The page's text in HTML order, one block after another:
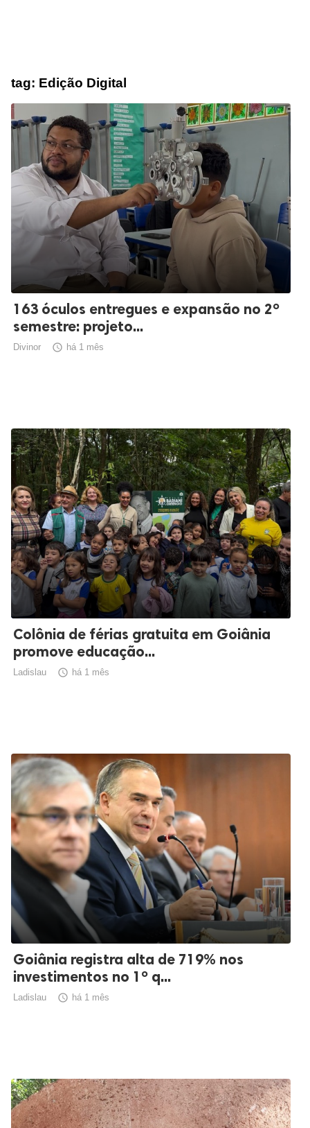
tag: Edição Digital
163 óculos entregues e expansão no 2º
semestre: projeto...
Divinor  há 1 mês
Colônia de férias gratuita em Goiânia
promove educação...
Ladislau  há 1 mês
Goiânia registra alta de 719% nos
investimentos no 1º q...
Ladislau  há 1 mês